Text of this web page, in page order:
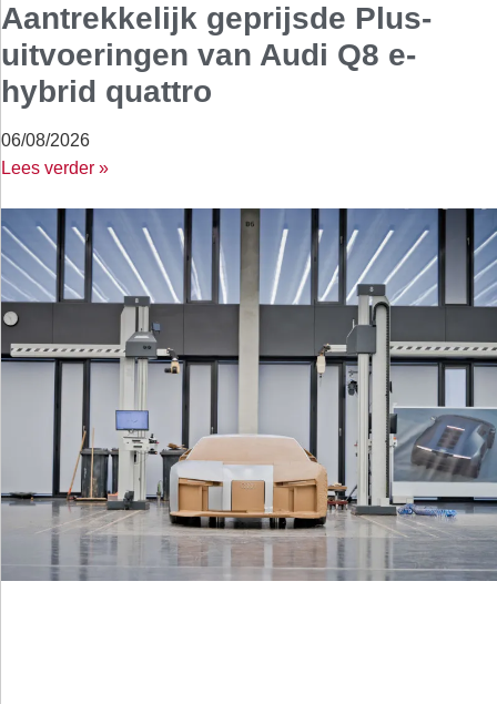
Aantrekkelijk geprijsde Plus-
uitvoeringen van Audi Q8 e-
hybrid quattro
06/08/2026
Lees verder »